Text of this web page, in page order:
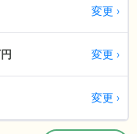
変更
変更
変更